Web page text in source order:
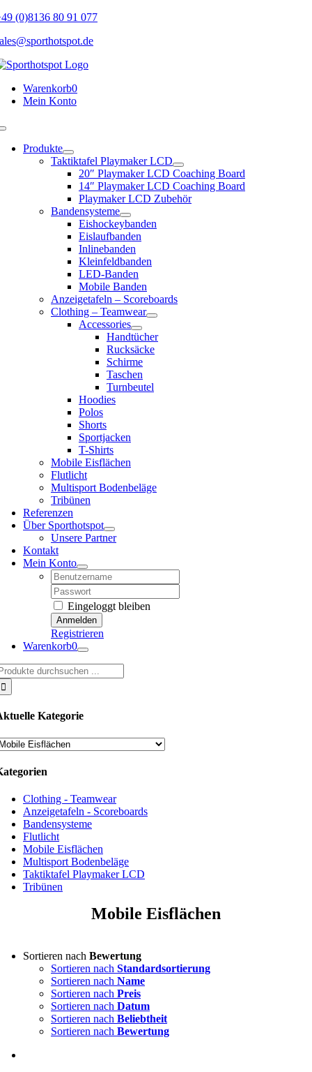
Skip
content
(0)8136 80 91 077
Warenkorb0
Mein Konto
Toggle
NavigationProdukte
Taktiktafel Playmaker LCD
20″ Playmaker LCD Coaching Board
14″ Playmaker LCD Coaching Board
Playmaker LCD Zubehör
Bandensysteme
Eishockeybanden
Eislaufbanden
Inlinebanden
Kleinfeldbanden
LED-Banden
Mobile Banden
Anzeigetafeln – Scoreboards
Clothing – Teamwear
Accessories
Handtücher
Rucksäcke
Schirme
Taschen
Turnbeutel
Hoodies
Polos
Shorts
Sportjacken
T-Shirts
Mobile Eisflächen
Flutlicht
Multisport Bodenbeläge
Tribünen
Referenzen
Über Sporthotspot
Unsere Partner
Kontakt
Mein Konto
Username:
Password:
Eingeloggt bleiben
Registrieren
Warenkorb0
Kategorie
Clothing - Teamwear
Anzeigetafeln - Scoreboards
Bandensysteme
Flutlicht
Mobile Eisflächen
Multisport Bodenbeläge
Taktiktafel Playmaker LCD
Tribünen
Mobile Eisflächen
Sortieren nach Bewertung
Sortieren nach Standardsortierung
Sortieren nach Name
Sortieren nach Preis
Sortieren nach Datum
Sortieren nach Beliebtheit
Sortieren nach Bewertung